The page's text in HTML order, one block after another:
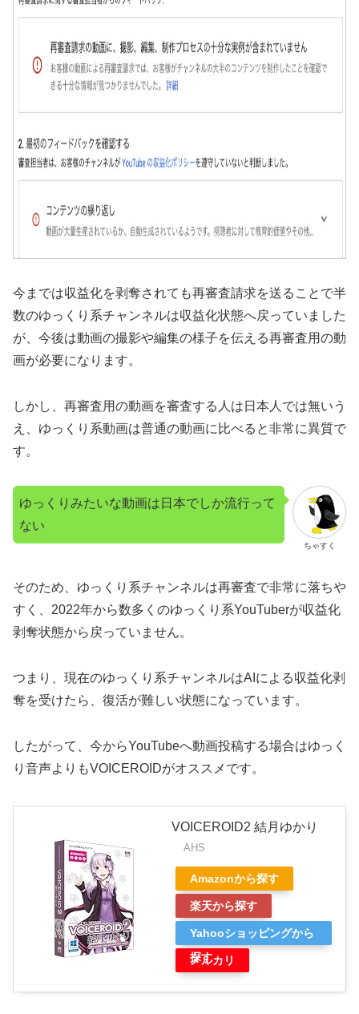
今までは収益化を剥奪されても再審査請求を送ることで半
数のゆっくり系チャンネルは収益化状態へ戻っていました
が、今後は動画の撮影や編集の様子を伝える再審査用の動
画が必要になります。
しかし、再審査用の動画を審査する人は日本人では無いう
え、ゆっくり系動画は普通の動画に比べると非常に異質で
す。
ちゃすく
ゆっくりみたいな動画は日本でしか流行って
ない
そのため、ゆっくり系チャンネルは再審査で非常に落ちや
すく、2022年から数多くのゆっくり系YouTuberが収益化
剥奪状態から戻っていません。
つまり、現在のゆっくり系チャンネルはAIによる収益化剥
奪を受けたら、復活が難しい状態になっています。
したがって、今からYouTubeへ動画投稿する場合はゆっく
り音声よりもVOICEROIDがオススメです。
VOICEROID2 結月ゆかり
AHS
Amazonから探す
楽天から探す
Yahooショッピングから
探す
メルカリ